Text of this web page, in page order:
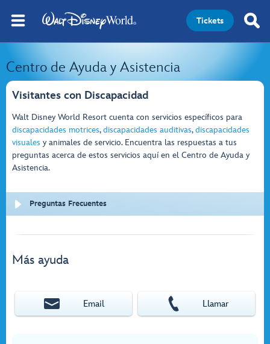
Tickets
Centro de Ayuda y Asistencia
Visitantes con Discapacidad
Walt Disney World Resort cuenta con servicios específicos para
discapacidades motrices,discapacidades auditivas,discapacidades
visuales y animales de servicio. Encuentra las respuestas a tus
preguntas acerca de estos servicios aquí en el Centro de Ayuda y
Asistencia.
Preguntas Frecuentes
Más ayuda
Email Llamar